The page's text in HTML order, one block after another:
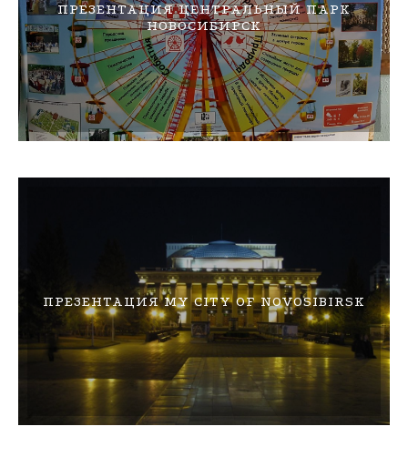
ПРЕЗЕНТАЦИЯ ЦЕНТРАЛЬНЫЙ ПАРК
НОВОСИБИРСК
ПРЕЗЕНТАЦИЯ MY CITY OF NOVOSIBIRSK